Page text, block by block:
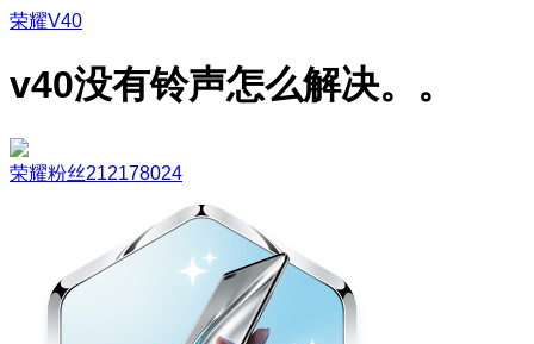
荣耀V40
v40没有铃声怎么解决。。
荣耀粉丝212178024